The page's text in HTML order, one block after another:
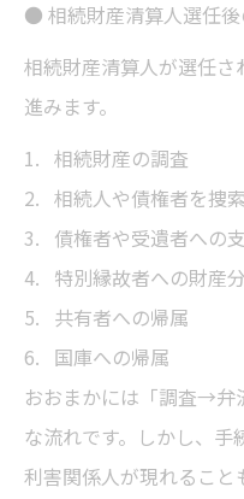
● 相続財産清算人選任
相続財産清算人が選任
進みます。
相続財産の調査
相続人や債権者を捜
債権者や受遺者への
特別縁故者への財産
共有者への帰属
国庫への帰属
おおまかには「調査→
な流れです。しかし、手
利害関係人が現れるこ